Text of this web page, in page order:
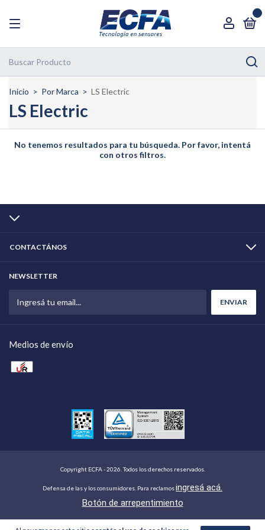
Inicio > Por Marca > LS Electric
LS Electric
No tenemos resultados para tu búsqueda. Por favor, intentá
con otros filtros.
CONTACTÁNOS
NEWSLETTER
Medios de envío
Copyright ECFA - 2026. Todos los derechos reservados.
Defensa de las y los consumidores. Para reclamosingresá acá.
Botón de arrepentimiento